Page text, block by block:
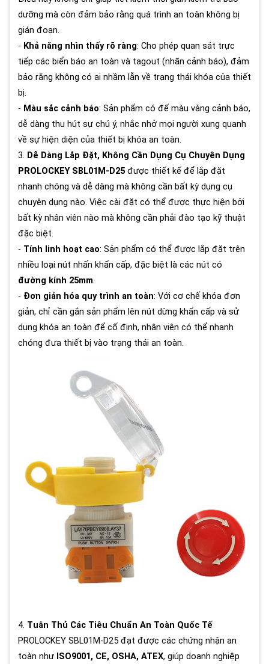
dưỡng mà còn đảm bảo rằng quá trình an toàn không bị
gián đoạn.
- Khả năng nhìn thấy rõ ràng: Cho phép quan sát trực
tiếp các biển báo an toàn và tagout (nhãn cảnh báo), đảm
bảo rằng không có ai nhầm lẫn về trạng thái khóa của thiết
bị.
- Màu sắc cảnh báo: Sản phẩm có đế màu vàng cảnh báo,
dễ dàng thu hút sự chú ý, nhắc nhở mọi người xung quanh
về sự hiện diện của thiết bị khóa an toàn.
3. Dễ Dàng Lắp Đặt, Không Cần Dụng Cụ Chuyên Dụng
PROLOCKEY SBL01M-D25 được thiết kế để lắp đặt
nhanh chóng và dễ dàng mà không cần bất kỳ dụng cụ
chuyên dụng nào. Việc cài đặt có thể được thực hiện bởi
bất kỳ nhân viên nào mà không cần phải đào tạo kỹ thuật
đặc biệt.
- Tính linh hoạt cao: Sản phẩm có thể được lắp đặt trên
nhiều loại nút nhấn khẩn cấp, đặc biệt là các nút có
đường kính 25mm.
- Đơn giản hóa quy trình an toàn: Với cơ chế khóa đơn
giản, chỉ cần gắn sản phẩm lên nút dừng khẩn cấp và sử
dụng khóa an toàn để cố định, nhân viên có thể nhanh
chóng đưa thiết bị vào trạng thái an toàn.
4. Tuân Thủ Các Tiêu Chuẩn An Toàn Quốc Tế
PROLOCKEY SBL01M-D25 đạt được các chứng nhận an
toàn như ISO9001, CE, OSHA, ATEX, giúp doanh nghiệp